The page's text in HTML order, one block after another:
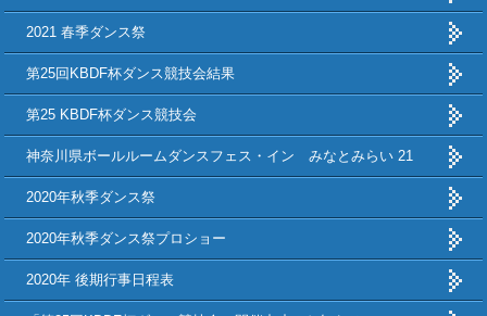
2021 春季ダンス祭
第25回KBDF杯ダンス競技会結果
第25 KBDF杯ダンス競技会
神奈川県ボールルームダンスフェス・イン みなとみらい 21
2020年秋季ダンス祭
2020年秋季ダンス祭プロショー
2020年 後期行事日程表